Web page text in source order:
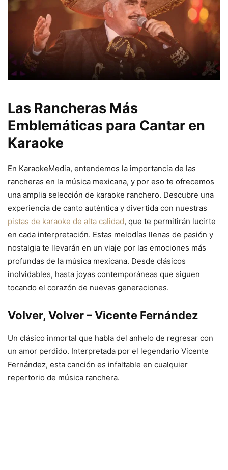
Las Rancheras Más
Emblemáticas para Cantar en
Karaoke
En KaraokeMedia, entendemos la importancia de las
rancheras en la música mexicana, y por eso te ofrecemos
una amplia selección de karaoke ranchero. Descubre una
experiencia de canto auténtica y divertida con nuestras
pistas de karaoke de alta calidad, que te permitirán lucirte
en cada interpretación. Estas melodías llenas de pasión y
nostalgia te llevarán en un viaje por las emociones más
profundas de la música mexicana. Desde clásicos
inolvidables, hasta joyas contemporáneas que siguen
tocando el corazón de nuevas generaciones.
Volver, Volver – Vicente Fernández
Un clásico inmortal que habla del anhelo de regresar con
un amor perdido. Interpretada por el legendario Vicente
Fernández, esta canción es infaltable en cualquier
repertorio de música ranchera.